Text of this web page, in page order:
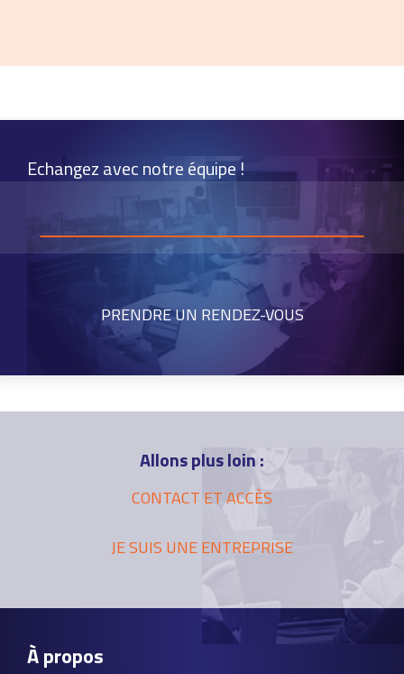
Echangez avec notre équipe !
PRENDRE UN RENDEZ-VOUS
Allons plus loin :
CONTACT ET ACCÈS
JE SUIS UNE ENTREPRISE
À propos